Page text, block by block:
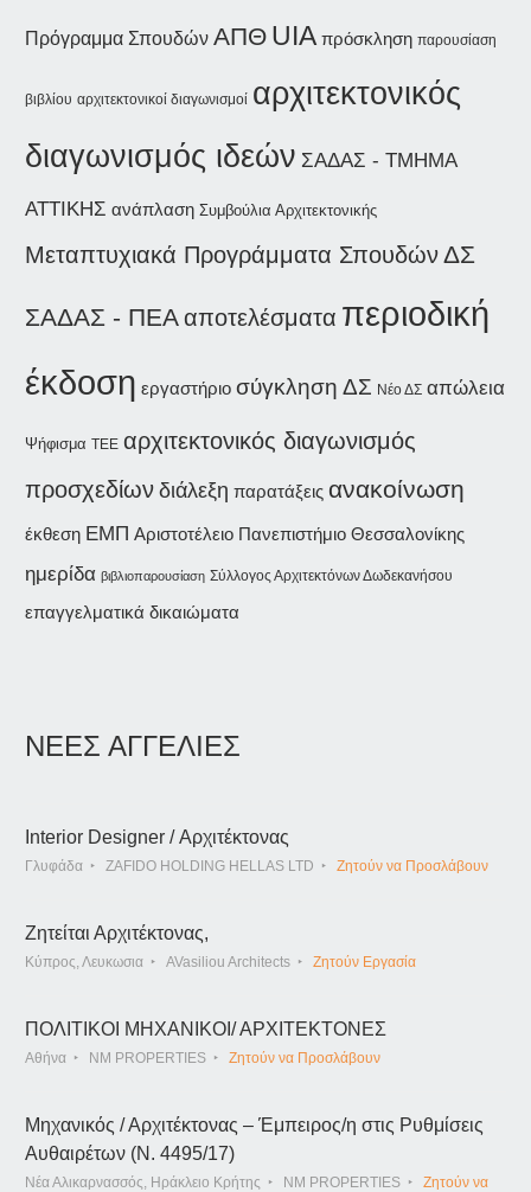
Πρόγραμμα Σπουδών ΑΠΘ UIA πρόσκληση παρουσίαση
βιβλίου αρχιτεκτονικοί διαγωνισμοί αρχιτεκτονικός
διαγωνισμός ιδεών ΣΑΔΑΣ - ΤΜΗΜΑ
ΑΤΤΙΚΗΣ ανάπλαση Συμβούλια Αρχιτεκτονικής
Μεταπτυχιακά Προγράμματα ΣπουδώνΔΣ
ΣΑΔΑΣ - ΠΕΑαποτελέσματα περιοδική
έκδοση εργαστήριο σύγκληση ΔΣ Νέο ΔΣ απώλεια
Ψήφισμα ΤΕΕ αρχιτεκτονικός διαγωνισμός
προσχεδίων διάλεξη παρατάξεις ανακοίνωση
έκθεση ΕΜΠ Αριστοτέλειο Πανεπιστήμιο Θεσσαλονίκης
ημερίδα βιβλιοπαρουσίαση Σύλλογος Αρχιτεκτόνων Δωδεκανήσου
επαγγελματικά δικαιώματα
ΝΕΕΣ ΑΓΓΕΛΙΕΣ
Interior Designer / Αρχιτέκτονας
Γλυφάδα ZAFIDO HOLDING HELLAS LTD Ζητούν να Προσλάβουν
Ζητείται Αρχιτέκτονας,
Κύπρος, Λευκωσια AVasiliou Architects Ζητούν Εργασία
ΠΟΛΙΤΙΚΟΙ ΜΗΧΑΝΙΚΟΙ/ ΑΡΧΙΤΕΚΤΟΝΕΣ
Αθήνα NM PROPERTIES Ζητούν να Προσλάβουν
Μηχανικός / Αρχιτέκτονας – Έμπειρος/η στις Ρυθμίσεις
Αυθαιρέτων (Ν. 4495/17)
Νέα Αλικαρνασσός, Ηράκλειο Κρήτης NM PROPERTIES Ζητούν να